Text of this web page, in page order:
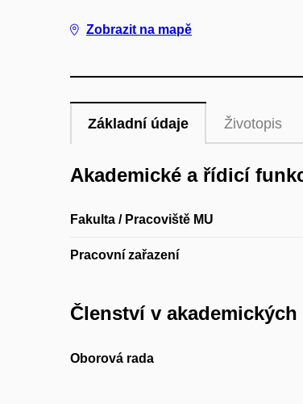
Zobrazit na mapě
Základní údaje Životopis
Akademické a řídicí
Fakulta / Pracoviště MU
Pracovní zařazení
Členství v
Oborová rada